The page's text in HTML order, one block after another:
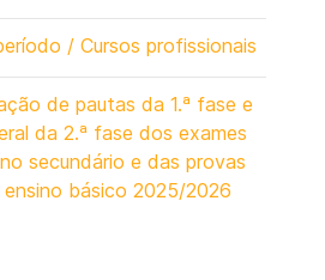
/ Cursos profissionais
de pautas da 1.ª fase e
da 2.ª fase dos exames
secundário e das provas
básico 2025/2026